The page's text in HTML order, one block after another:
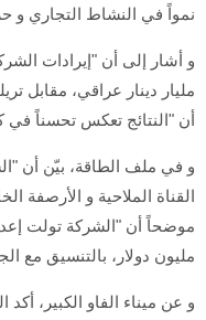
نمواً في النشاط التجاري و
أن "النتائج تعكس تحسناً في
و في ملف الطاقة، بيّن أن
مليون دولار، بالتنسيق مع
و عن ميناء الفاو الكبير،